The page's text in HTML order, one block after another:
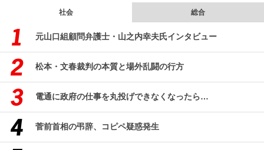
社会 総合
元山口組顧問弁護士・山之内幸夫氏インタビュー
松本・文春裁判の本質と場外乱闘の行方
電通に政府の仕事を丸投げできなくなったら…
菅前首相の弔辞、コピペ疑惑発生